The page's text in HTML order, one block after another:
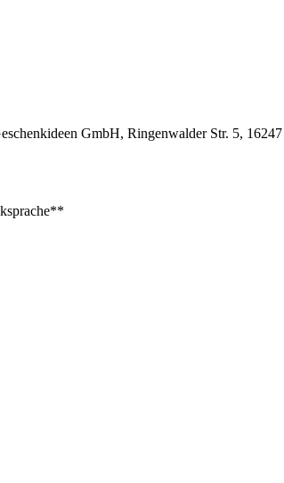
GmbH, Ringenwalder Str. 5,